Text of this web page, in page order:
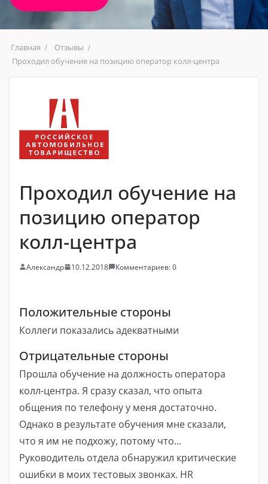
Главная
Отзывы
Проходил обучение на позицию оператор колл-центра
Проходил обучение на
позицию оператор
колл-центра
Александр 10.12.2018 Комментариев: 0
Положительные стороны
Коллеги показались адекватными
Отрицательные стороны
Прошла обучение на должность оператора
колл-центра. Я сразу сказал, что опыта
общения по телефону у меня достаточно.
Однако в результате обучения мне сказали,
что я им не подхожу, потому что...
Руководитель отдела обнаружил критические
ошибки в моих тестовых звонках. HR